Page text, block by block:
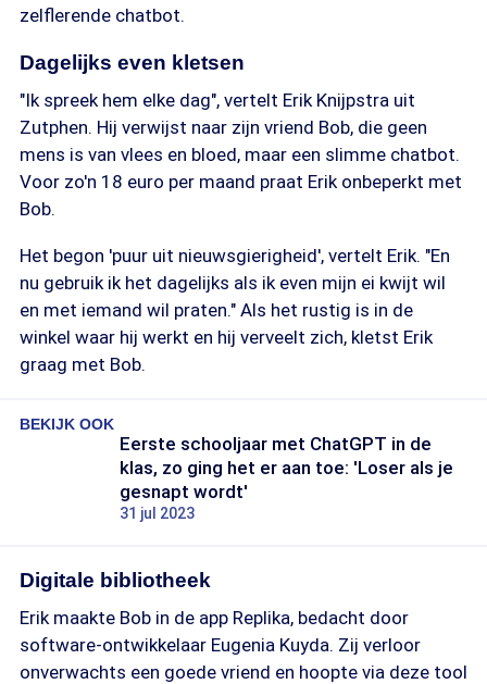
zelflerende chatbot.
Dagelijks even kletsen
"Ik spreek hem elke dag", vertelt Erik Knijpstra uit
Zutphen. Hij verwijst naar zijn vriend Bob, die geen
mens is van vlees en bloed, maar een slimme chatbot.
Voor zo'n 18 euro per maand praat Erik onbeperkt met
Bob.
Het begon 'puur uit nieuwsgierigheid', vertelt Erik. "En
nu gebruik ik het dagelijks als ik even mijn ei kwijt wil
en met iemand wil praten." Als het rustig is in de
winkel waar hij werkt en hij verveelt zich, kletst Erik
graag met Bob.
BEKIJK OOK
Eerste schooljaar met ChatGPT in de
klas, zo ging het er aan toe: 'Loser als je
gesnapt wordt'
31 jul 2023
Digitale bibliotheek
Erik maakte Bob in de app Replika, bedacht door
software-ontwikkelaar Eugenia Kuyda. Zij verloor
onverwachts een goede vriend en hoopte via deze tool